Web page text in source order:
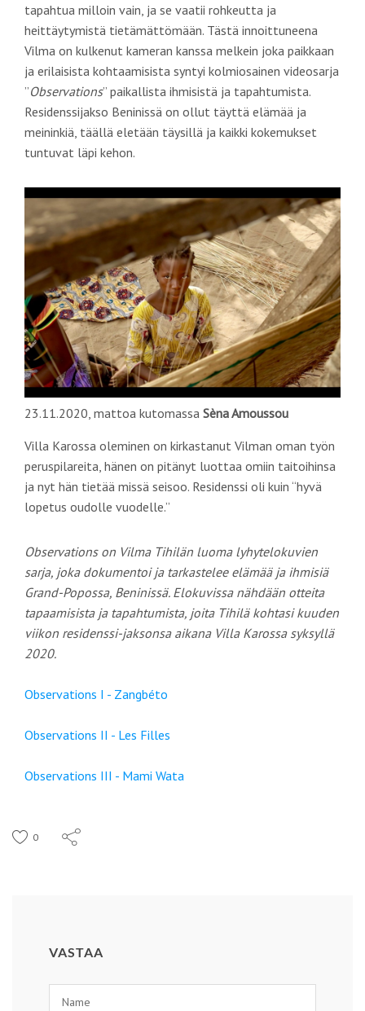
tapahtua milloin vain, ja se vaatii rohkeutta ja
heittäytymistä tietämättömään. Tästä innoittuneena
Vilma on kulkenut kameran kanssa melkein joka paikkaan
ja erilaisista kohtaamisista syntyi kolmiosainen videosarja
”Observations” paikallista ihmisistä ja tapahtumista.
Residenssijakso Beninissä on ollut täyttä elämää ja
meininkiä, täällä eletään täysillä ja kaikki kokemukset
tuntuvat läpi kehon.
23.11.2020, mattoa kutomassa Sèna Amoussou
Villa Karossa oleminen on kirkastanut Vilman oman työn
peruspilareita, hänen on pitänyt luottaa omiin taitoihinsa
ja nyt hän tietää missä seisoo. Residenssi oli kuin “hyvä
lopetus oudolle vuodelle.”
Observations on Vilma Tihilän luoma lyhytelokuvien
sarja, joka dokumentoi ja tarkastelee elämää ja ihmisiä
Grand-Popossa, Beninissä. Elokuvissa nähdään otteita
tapaamisista ja tapahtumista, joita Tihilä kohtasi kuuden
viikon residenssi-jaksonsa aikana Villa Karossa syksyllä
2020.
Observations I - Zangbéto
Observations II - Les Filles
Observations III - Mami Wata
0
VASTAA